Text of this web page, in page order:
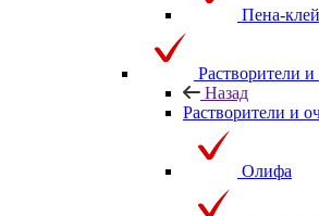
Пена-клей
Растворители и
Назад
Растворители и
Олифа